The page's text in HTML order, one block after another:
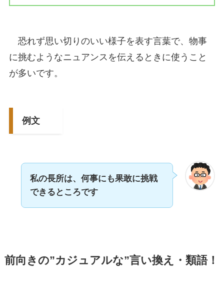
恐れず思い切りのいい様子を表す言葉で、物事
に挑むようなニュアンスを伝えるときに使うこと
が多いです。
例文
私の長所は、何事にも果敢に挑戦
できるところです
前向きの”カジュアルな”言い換え・類語！